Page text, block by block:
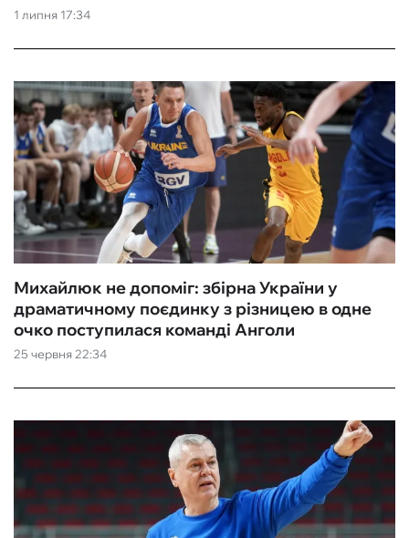
1 липня 17:34
25 червня 22:34
Михайлюк не допоміг: збірна України у
драматичному поєдинку з різницею в одне
очко поступилася команді Анголи